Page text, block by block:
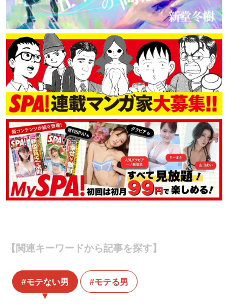
【関連キーワードから記事を探す】
モテない男 モテる男